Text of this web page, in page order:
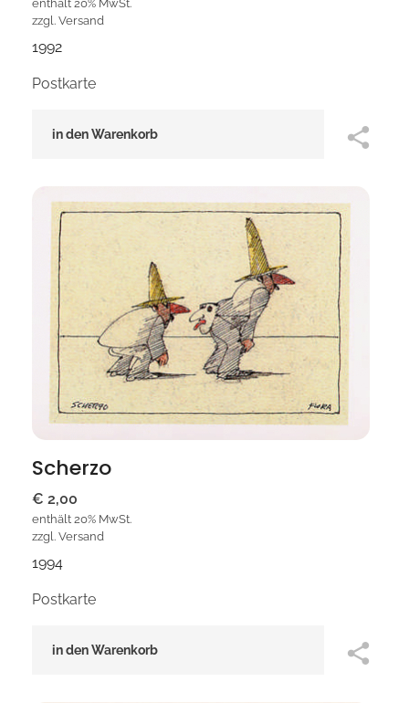
enthält 20% MwSt.
zzgl. Versand
1992
Postkarte
in den Warenkorb
Scherzo
€ 2,00
enthält 20% MwSt.
zzgl. Versand
1994
Postkarte
in den Warenkorb